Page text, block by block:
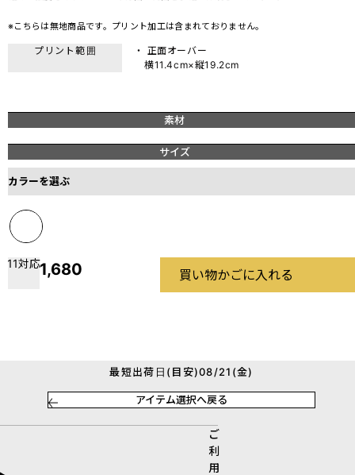
※こちらは無地商品です。プリント加工は含まれておりません。
プリント範囲
・ 正面オーバー
横11.4cm×縦19.2cm
素材
サイズ
カラーを選ぶ
11対応1,680 買い物かごに入れる
最短出荷日(目安)08/21(金)
アイテム選択へ戻る
ご
利
用